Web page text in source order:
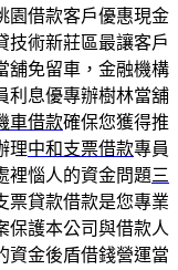
園借款客戶優惠現金
技術新莊區最讓客戶
舖免留車，金融機構
利息優專辦樹林當舖
車借款確保您獲得推
理中和支票借款專員
裡惱人的資金問題三
票貸款借款是您專業
保護本公司與借款人
資金後盾借錢營運當